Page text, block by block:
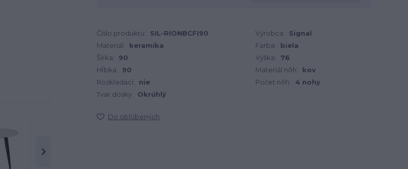
Číslo produktu: SIL-RIONBCFI90 Výrobca:
Signal
Materiál:
keramika Farba:
biela
Šírka:
90 Výška:
76
Hĺbka:
90 Materiál nôh:
kov
Rozkladací:
nie Počet nôh:
4 nohy
Tvar dosky:
Okrúhlý
Do obľúbených